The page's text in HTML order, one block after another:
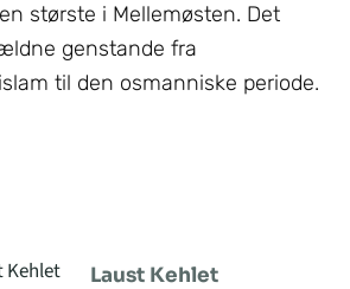
største i Mellemøsten. Det
genstande fra
til den osmanniske periode.
Laust Kehlet